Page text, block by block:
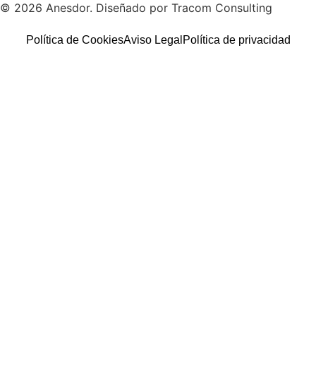
© 2026 Anesdor. Diseñado por Tracom Consulting
Política de CookiesAviso Legal Política de privacidad